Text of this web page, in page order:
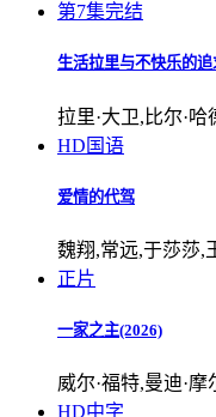
第7集完结
生活拉里与不快乐的
拉里·大卫,比尔·哈
HD国语
爱情的代驾
魏翔,常远,于莎莎,
正片
一家之主(2026)
威尔·福特,曼迪·
HD中字